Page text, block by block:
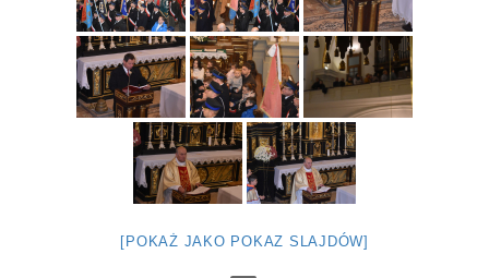
[POKAŻ JAKO POKAZ SLAJDÓW]